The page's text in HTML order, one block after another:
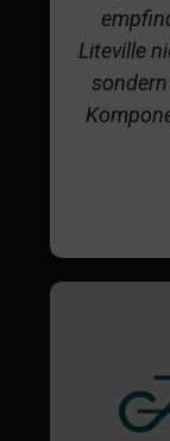
Liteville